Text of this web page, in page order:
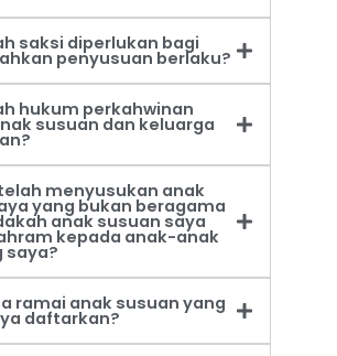
saksi diperlukan bagi
penyusuan berlaku?
hukum perkahwinan
susuan dan keluarga
telah menyusukan anak
yang bukan beragama
anak susuan saya
kepada anak-anak
saya?
ramai anak susuan yang
daftarkan?